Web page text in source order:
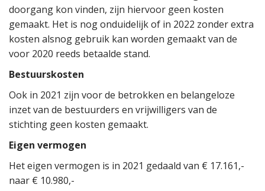
doorgang kon vinden, zijn hiervoor geen kosten
gemaakt. Het is nog onduidelijk of in 2022 zonder extra
kosten alsnog gebruik kan worden gemaakt van de
voor 2020 reeds betaalde stand.
Bestuurskosten
Ook in 2021 zijn voor de betrokken en belangeloze
inzet van de bestuurders en vrijwilligers van de
stichting geen kosten gemaakt.
Eigen vermogen
Het eigen vermogen is in 2021 gedaald van € 17.161,-
naar € 10.980,-